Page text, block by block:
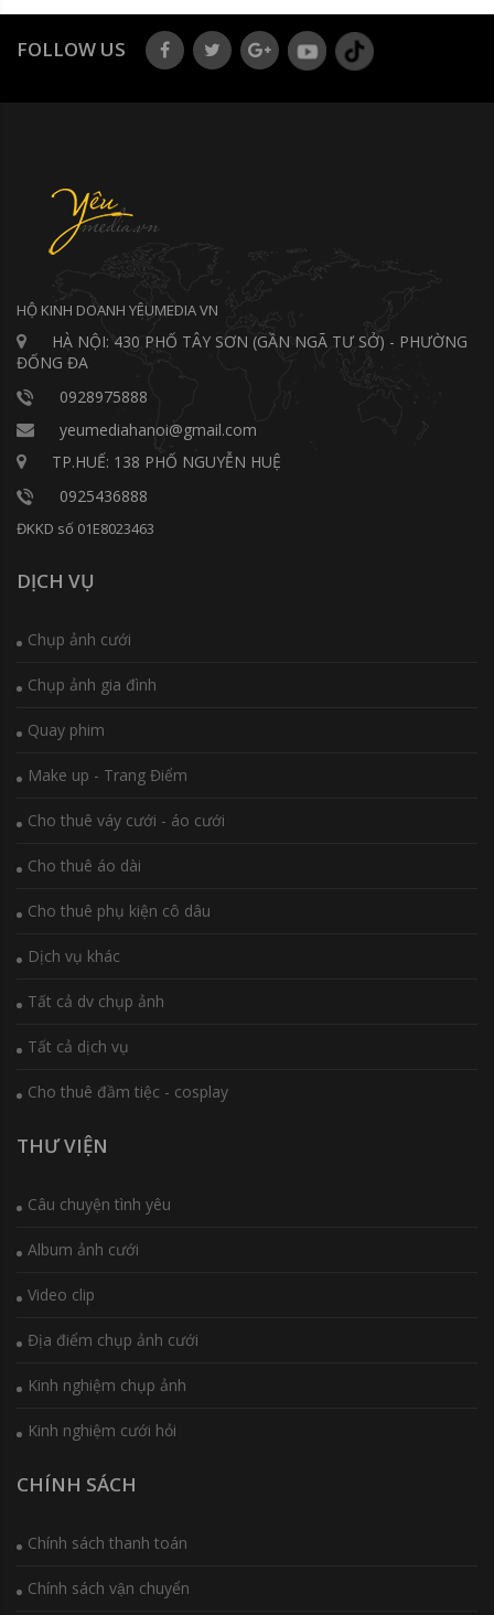
FOLLOW US
HỘ KINH DOANH YÊUMEDIA VN
HÀ NỘI: 430 PHỐ TÂY SƠN (GẦN NGÃ TƯ SỞ) - PHƯỜNG
ĐỐNG ĐA
0928975888
yeumediahanoi@gmail.com
TP.HUẾ: 138 PHỐ NGUYỄN HUỆ
0925436888
ĐKKD số 01E8023463
DỊCH VỤ
Chụp ảnh cưới
Chụp ảnh gia đình
Quay phim
Make up - Trang Điểm
Cho thuê váy cưới - áo cưới
Cho thuê áo dài
Cho thuê phụ kiện cô dâu
Dịch vụ khác
Tất cả dv chụp ảnh
Tất cả dịch vụ
Cho thuê đầm tiệc - cosplay
THƯ VIỆN
Câu chuyện tình yêu
Album ảnh cưới
Video clip
Địa điểm chụp ảnh cưới
Kinh nghiệm chụp ảnh
Kinh nghiệm cưới hỏi
CHÍNH SÁCH
Chính sách thanh toán
Chính sách vận chuyển